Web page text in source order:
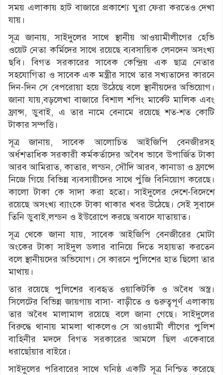
সময় এলাকায় হাট বাজারে প্রকাশ্যে ঘুরা ফেরা করতেও দেখা
যায়।
সূত্র জানায়, সাইদুলের সাথে স্থানীয় আওয়ামীলীগের হেভি
ওয়েট নেতা কর্মিদের সাথে রয়েছে ব্যবসায়িক লেনদেন অসংখ্য
ছবি। বিগত সরকারের সাবেক কেন্দ্রিয় এক ছাত্র নেতার
সহযোগিতা ও সাবেক এক মন্ত্রীর সাথে তার সখ্যতাদের কারনে
দিন-দিন সে বেপরোয়া হয়ে উঠেছে বলে স্থানীয়দের অভিয়োগ।
জানা যায়,বড়লেখা বাজারে বিশাল শপিং মার্কেট মালিক এবং
ফ্রান্স, ডুবাই, এ তার নামে বেনামে রয়েছে শত-শত কোটি
টাকার সম্পত্তি।
সূত্র জানায়, সাবেক আলোচিত আইজিপি বেনজীরসহ
অর্ধশতাধিক সরকারী কর্মকর্তাদের অবৈধ ভাবে উপার্জিত টাকা
আরব আমিরাত, কাতার, লন্ডন, সৌদি আরব, কানাডা ও ফ্রান্সে
নিজে গিয়ে বিভিন্ন ব্যবসায়ীদের সাথে পুঁজি বিনিয়োগ করেছে।
কালো টাকা কে সাদা করা হতো। সাইদুলের দেশে-বিদেশে
রয়েছে অসংখ্য ব্যাংকে টাকা থাকার খবর উঠেছে। সেই সুবাদে
তিনি ডুবাই,লন্ডন ও ইউরোপে করছে অবাদে যাতায়াত।
সূত্র থেকে জানা যায়, সাবেক আইজিপি বেনজীরের মোটা
অংকের টাকা সাইদুল ডলার বানিয়ে দিতে সহায়তা করতেন
বলে স্থানীয়দের অভিযোগ। সে কারনে পুলিশের হাত ছিলো তার
মাথায়।
তার রয়েছে পুলিশের ব্যবহৃত ওয়াকিটকি ও অবৈধ অস্ত্র।
সিলেটের বিভিন্ন জায়গায় বাসা- বাড়ীতে ও গুরুত্বপূর্ণ এলাকায়
তার অবৈধ মালামাল রয়েছে বলে জানা গেছে। সাইদুলের
বিরুদ্ধে থানায় মামলা থাকলেও সে আওয়ামী লীগের পুলিশ
বাহিনীর মদদে বিগত সরকারের আমলে ছিল একেবারে
ধরাছোঁয়ার বাইরে।
সাইদুলের পরিবারের সাথে ঘনিষ্ঠ একটি সূত্র নিশ্চিত করেছে